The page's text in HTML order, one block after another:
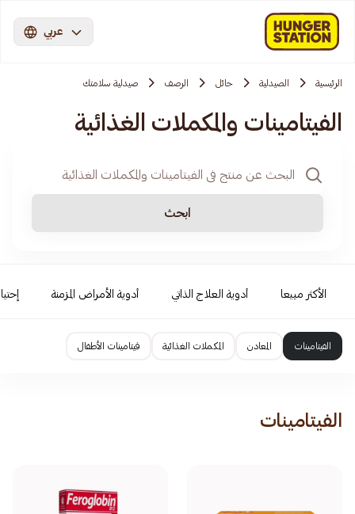
عربي
الرئيسية الصيدلية حائل الرصف صيدلية سلامتك
الفيتامينات والمكملات الغذائية
ابحث
الأكثر مبيعا أدوية العلاج الذاتي أدوية الأمراض المزمنة
الفيتامينات المعادن المكملات الغذائية فيتامينات الأطفال
الفيتامينات